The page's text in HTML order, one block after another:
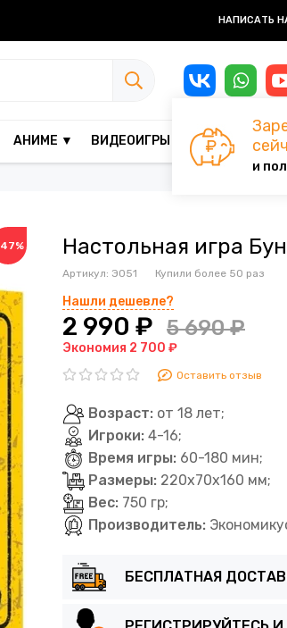
НАПИСАТЬ
и
АНИМЕ ▼ ВИДЕОИГРЫ ▼ ПОДБОРКИ ▼
Настольная игра
Артикул: Э051 Купили более 50 раз
2 990 ₽ 5 690 ₽
Экономия 2 700 ₽
Нашли дешевле?
Оставить отзыв
Возраст: от 18 лет;
Игроки: 4-16;
Время игры: 60-180 мин;
Размеры: 220x70x160 мм;
Вес: 750 гр;
Производитель:
БЕСПЛАТНАЯ